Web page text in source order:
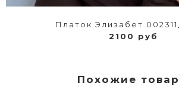
Платок Элизабет
2100 руб
Похожие